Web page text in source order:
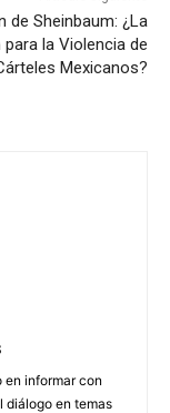
de Sheinbaum: ¿La
la Violencia de
Mexicanos?
en informar con
diálogo en temas